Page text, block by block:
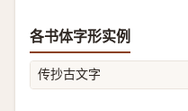
各书体字形实例
传抄古文字